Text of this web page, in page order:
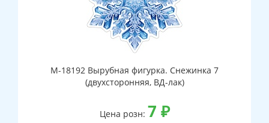
М-18192 Вырубная фигурка. Снежинка 7
(двухсторонняя, ВД-лак)
Цена розн: 7 ₽